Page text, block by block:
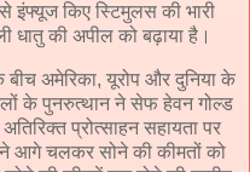
किए स्टिमुलस की भारी
धातु की अपील को बढ़ाया है।
बीच अमेरिका, यूरोप और दुनिया के
के पुनरुत्थान ने सेफ हेवन गोल्ड
प्रोत्साहन सहायता पर
आगे चलकर सोने की कीमतों को